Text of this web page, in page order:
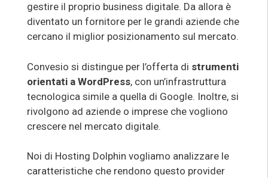
gestire il proprio business digitale. Da allora è
diventato un fornitore per le grandi aziende che
cercano il miglior posizionamento sul mercato.
Convesio si distingue per l’offerta di strumenti
orientati a WordPress, con un’infrastruttura
tecnologica simile a quella di Google. Inoltre, si
rivolgono ad aziende o imprese che vogliono
crescere nel mercato digitale.
Noi di Hosting Dolphin vogliamo analizzare le
caratteristiche che rendono questo provider